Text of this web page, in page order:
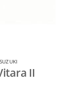
II